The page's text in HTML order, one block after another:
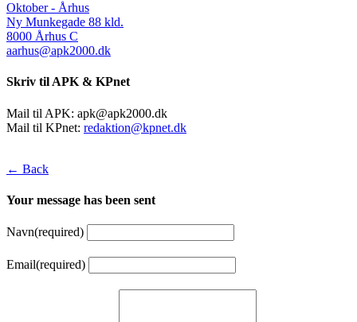
Oktober - Århus
Ny Munkegade 88 kld.
8000 Århus C
aarhus@apk2000.dk
Skriv til APK & KPnet
Mail til APK: apk@apk2000.dk
Mail til KPnet: redaktion@kpnet.dk
← Back
Your message has been sent
Navn(required)
Email(required)